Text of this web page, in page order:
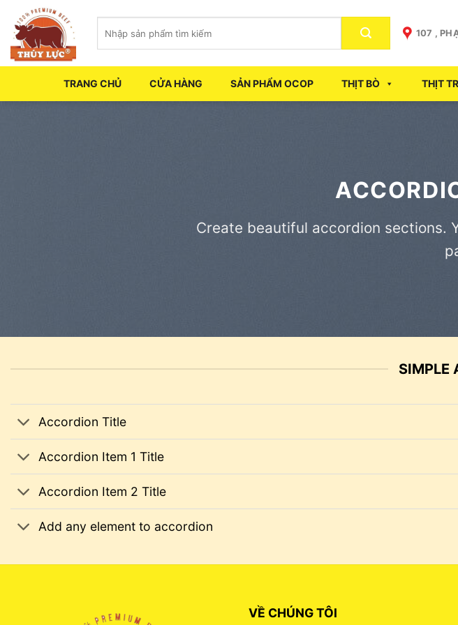
content
kiếm:
107 ,
TRANG CHỦ CỬA HÀNG SẢN PHẨM OCOP THỊT BÒ THỊT
Create beautiful accordion sections.
SIMPLE
Accordion Title
Accordion Item 1 Title
Accordion Item 2 Title
Add any element to accordion
VỀ CHÚNG TÔI